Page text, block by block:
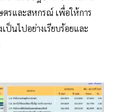
ตรและสหกรณ์ เพื่อให้การ
ป็นไปอย่างเรียบร้อยและ